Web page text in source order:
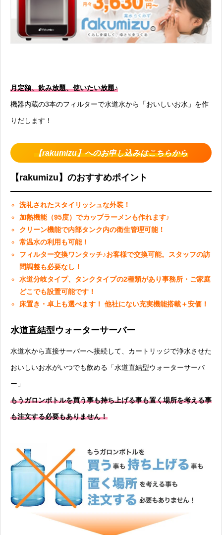
月定額、飲み放題、使いたい放題♪
機器内蔵の3本のフィルターで水道水から「おいしいお水」を作
りだします！
【rakumizu】へのお申し込みはこちらから
【rakumizu】のおすすめポイント
洗礼されたスタイリッシュな外装！
加熱機能（95度）でカップラーメンも作れます♪
クリーン機能で内部タンク内の衛生管理可能！
常温水の利用も可能！
フィルター交換ワンタッチ♪お客様で交換可能。スタッフの訪
問調整も必要なし！
水道分岐タイプ、タンクタイプの2種類があり事務所・ご家庭
どこでも設置可能です！
床置き・卓上も選べます！ 他社にない充実機能搭載＋安価！
水道直結型ウォーターサーバー
水道水から直接サーバーへ接続して、カートリッジで浄水させた
おいしいお水がいつでも飲める「水道直結型ウォーターサーバ
ー」
もうガロンボトルを買う事も持ち上げる事も置く場所を考える事
も注文する必要もありません！